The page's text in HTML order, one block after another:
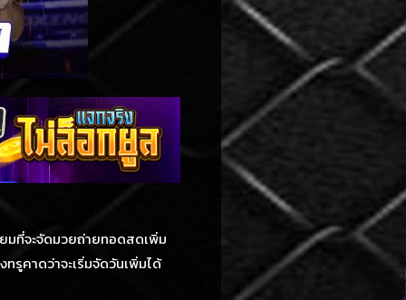
มที่จะจัดมวยถ่ายทอดสดเพิ่ม
รูคาดว่าจะเริ่มจัดวันเพิ่มได้